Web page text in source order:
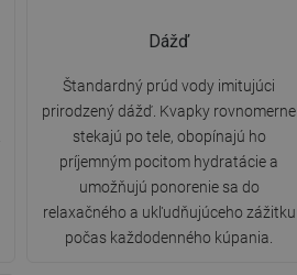
Dážď
Štandardný prúd vody imitujúci
prirodzený dážď. Kvapky rovnomerne
stekajú po tele, obopínajú ho
príjemným pocitom hydratácie a
umožňujú ponorenie sa do
relaxačného a ukľudňujúceho zážitku
počas každodenného kúpania.